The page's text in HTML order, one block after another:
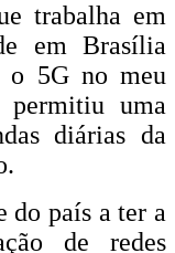
trabalha em
em Brasília
o 5G no meu
uma
diárias da
país a ter a
de redes